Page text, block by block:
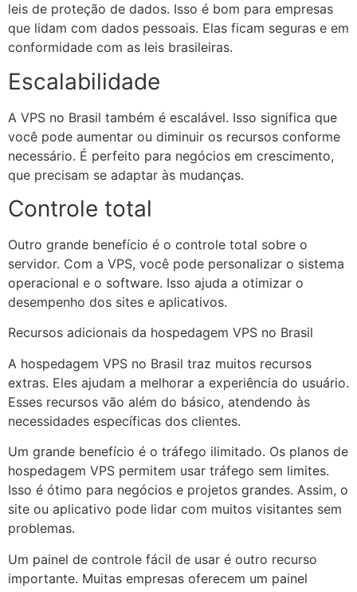
leis de proteção de dados. Isso é bom para empresas
que lidam com dados pessoais. Elas ficam seguras e em
conformidade com as leis brasileiras.
Escalabilidade
A VPS no Brasil também é escalável. Isso significa que
você pode aumentar ou diminuir os recursos conforme
necessário. É perfeito para negócios em crescimento,
que precisam se adaptar às mudanças.
Controle total
Outro grande benefício é o controle total sobre o
servidor. Com a VPS, você pode personalizar o sistema
operacional e o software. Isso ajuda a otimizar o
desempenho dos sites e aplicativos.
Recursos adicionais da hospedagem VPS no Brasil
A hospedagem VPS no Brasil traz muitos recursos
extras. Eles ajudam a melhorar a experiência do usuário.
Esses recursos vão além do básico, atendendo às
necessidades específicas dos clientes.
Um grande benefício é o tráfego ilimitado. Os planos de
hospedagem VPS permitem usar tráfego sem limites.
Isso é ótimo para negócios e projetos grandes. Assim, o
site ou aplicativo pode lidar com muitos visitantes sem
problemas.
Um painel de controle fácil de usar é outro recurso
importante. Muitas empresas oferecem um painel